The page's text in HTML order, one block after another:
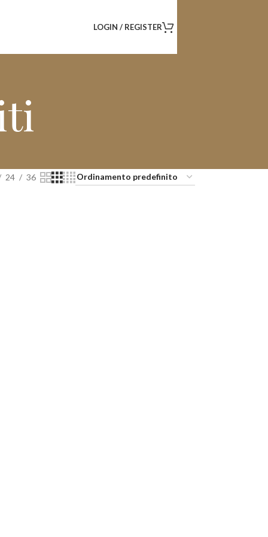
LOGIN / REGISTER
24 36